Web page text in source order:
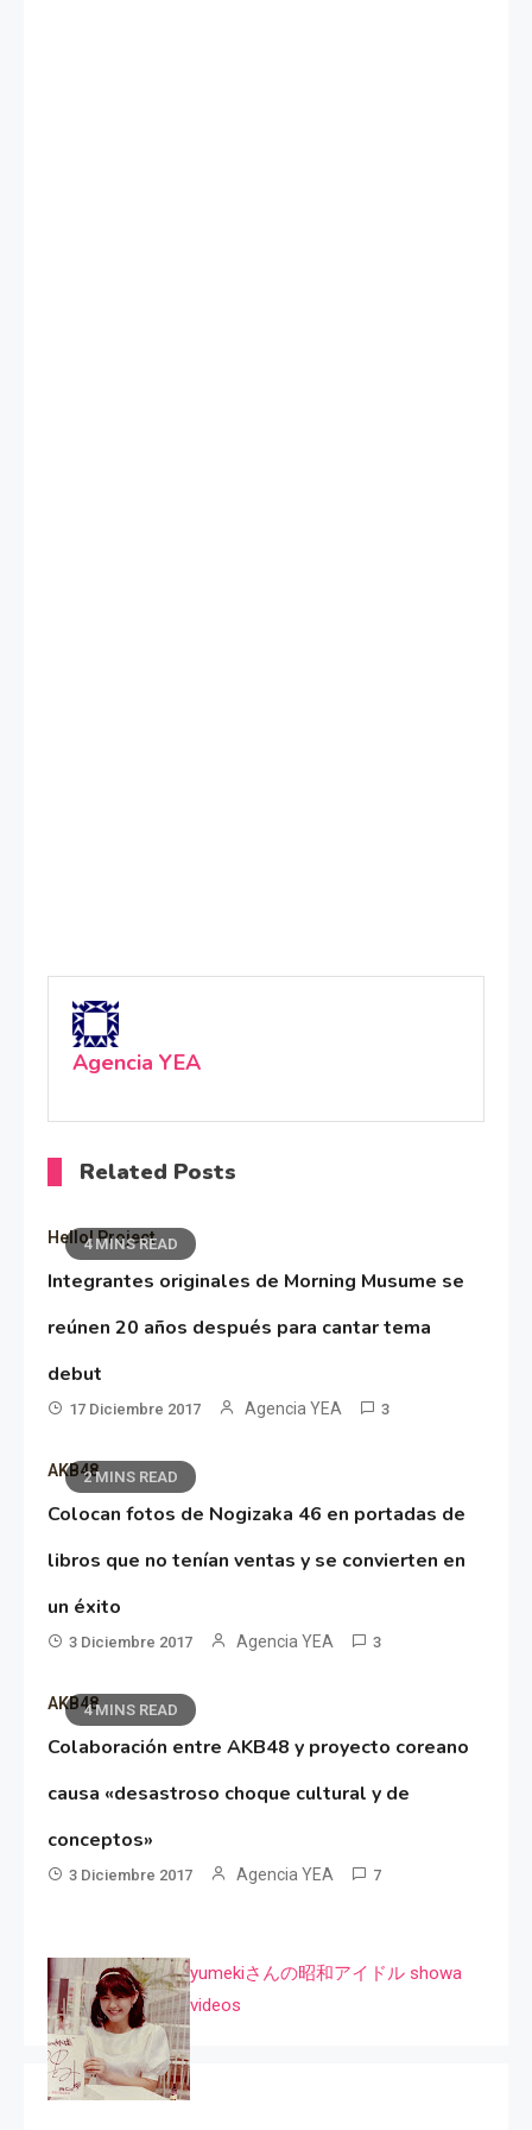
Agencia YEA
Related Posts
4 MINS READ
Hello! Project
Integrantes originales de Morning Musume se
reúnen 20 años después para cantar tema
debut
17 Diciembre 2017 Agencia YEA 3
2 MINS READ
AKB48
Colocan fotos de Nogizaka 46 en portadas de
libros que no tenían ventas y se convierten en
un éxito
3 Diciembre 2017 Agencia YEA 3
4 MINS READ
AKB48
Colaboración entre AKB48 y proyecto coreano
causa «desastroso choque cultural y de
conceptos»
3 Diciembre 2017 Agencia YEA 7
yumekiさんの昭和アイドル showa
videos